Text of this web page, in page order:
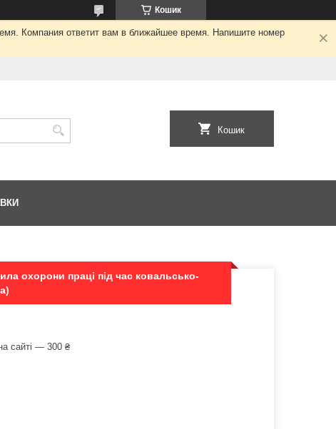
Кошик
Компания ответит вам в ближайшее время. Напишите номер
Кошик
охорони праці під час ковальсько-
сайті — 300 ₴